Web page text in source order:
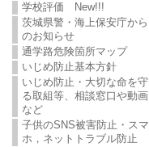
学校評価 New!!!
茨城県警・海上保安庁から
のお知らせ
通学路危険箇所マップ
いじめ防止基本方針
いじめ防止・大切な命を守
る取組等、相談窓口や動画
など
子供のSNS被害防止・スマ
ホ，ネットトラブル防止